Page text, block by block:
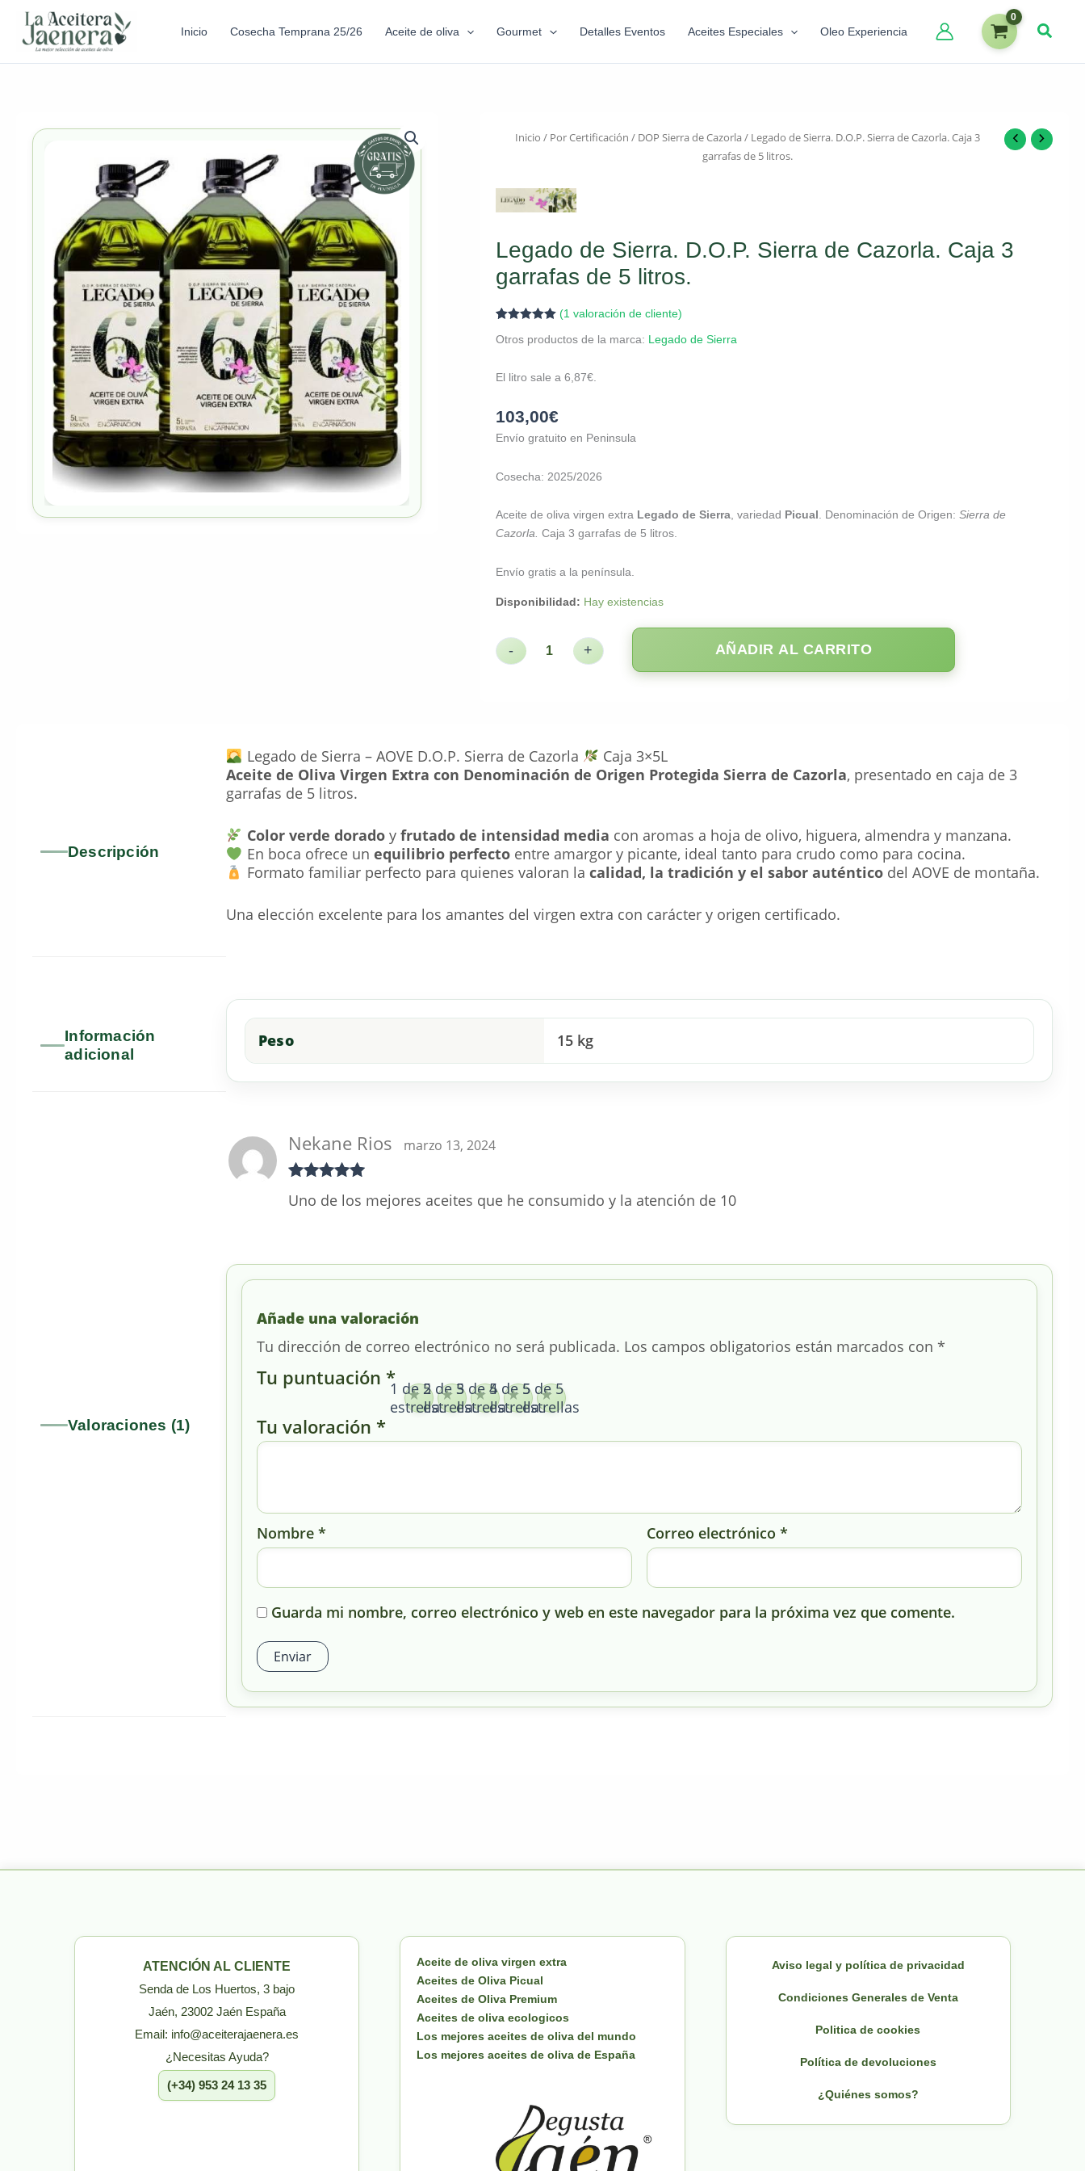
Inicio Cosecha Temprana 25/26 Aceite de oliva Gourmet Detalles Eventos Aceites Especiales Oleo Experiencia
Inicio / Por Certificación / DOP Sierra de Cazorla/ Legado de Sierra. D.O.P. Sierra de Cazorla. Caja 3
garrafas de 5 litros.
Legado de Sierra. D.O.P. Sierra de Cazorla. Caja 3
garrafas de 5 litros.
5.00de 5 en
de un cliente
(1 valoración de cliente)
Otros productos de la marca: Legado de Sierra
El litro sale a 6,87€.
103,00€
Envío gratuito en Peninsula
Cosecha: 2025/2026
Aceite de oliva virgen extra Legado de Sierra, variedad Picual . Denominación de Origen: Sierra de
Cazorla. Caja 3 garrafas de 5 litros.
Envío gratis a la península.
Disponibilidad: Hay existencias
- + AÑADIR AL CARRITO
Descripción
Legado de Sierra – AOVE D.O.P. Sierra de Cazorla
Caja 3×5L
Aceite de Oliva Virgen Extra con Denominación de Origen Protegida Sierra de Cazorla, presentado en caja de 3
garrafas de 5 litros.
Color verde doradoy frutado de intensidad media con aromas a hoja de olivo, higuera, almendra y manzana.
En boca ofrece un equilibrio perfectoentre amargor y picante, ideal tanto para crudo como para cocina.
Formato familiar perfecto para quienes valoran la calidad, la tradición y el sabor auténticodel AOVE de montaña.
Una elección excelente para los amantes del virgen extra con carácter y origen certificado.
Información
adicional
Peso 15 kg
Valoraciones (1)
Valorado con
5de 5
Nekane Rios marzo 13, 2024
Uno de los mejores aceites que he consumido y la atención de 10
Añade una valoración
Tu dirección de correo electrónico no será publicada. Los campos obligatorios están marcados con *
Tu puntuación *1 de 5
estrellas
2 de 5
estrellas
3 de 5
estrellas
4 de 5
estrellas
5 de 5
estrellas
Tu valoración *
Nombre * Correo electrónico*
Guarda mi nombre, correo electrónico y web en este navegador para la próxima vez que comente.
ATENCIÓN AL CLIENTE
Senda de Los Huertos, 3 bajo
Jaén, 23002 Jaén España
Email: info@aceiterajaenera.es
¿Necesitas Ayuda?
(+34) 953 24 13 35
Aceite de oliva virgen extra
Aceites de Oliva Picual
Aceites de Oliva Premium
Aceites de oliva ecologicos
Los mejores aceites de oliva del mundo
Los mejores aceites de oliva de España
Aviso legal y política de privacidad
Condiciones Generales de Venta
Politica de cookies
Política de devoluciones
¿Quiénes somos?